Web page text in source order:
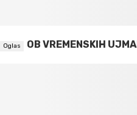
OB VREMENSKIH